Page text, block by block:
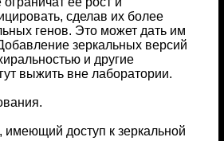
сделав их более
генов. Это может дать им
зеркальных версий
и другие
выжить вне лаборатории.
доступ к зеркальной